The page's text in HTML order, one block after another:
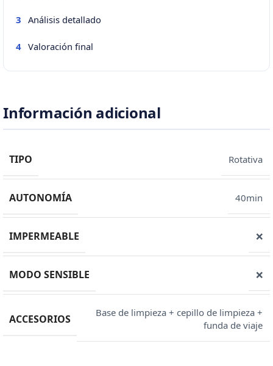
3 Análisis detallado
4 Valoración final
Información adicional
TIPO Rotativa
AUTONOMÍA 40min
IMPERMEABLE ❌
MODO SENSIBLE ❌
ACCESORIOS
Base de limpieza + cepillo de limpieza +
funda de viaje